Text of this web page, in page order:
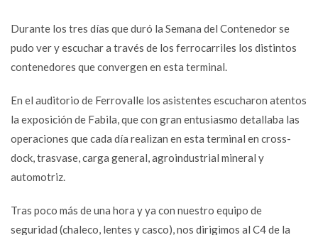
Durante los tres días que duró la Semana del Contenedor se
pudo ver y escuchar a través de los ferrocarriles los distintos
contenedores que convergen en esta terminal.
En el auditorio de Ferrovalle los asistentes escucharon atentos
la exposición de Fabila, que con gran entusiasmo detallaba las
operaciones que cada día realizan en esta terminal en cross-
dock, trasvase, carga general, agroindustrial mineral y
automotriz.
Tras poco más de una hora y ya con nuestro equipo de
seguridad (chaleco, lentes y casco), nos dirigimos al C4 de la